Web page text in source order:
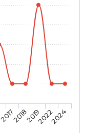
2018201920222024